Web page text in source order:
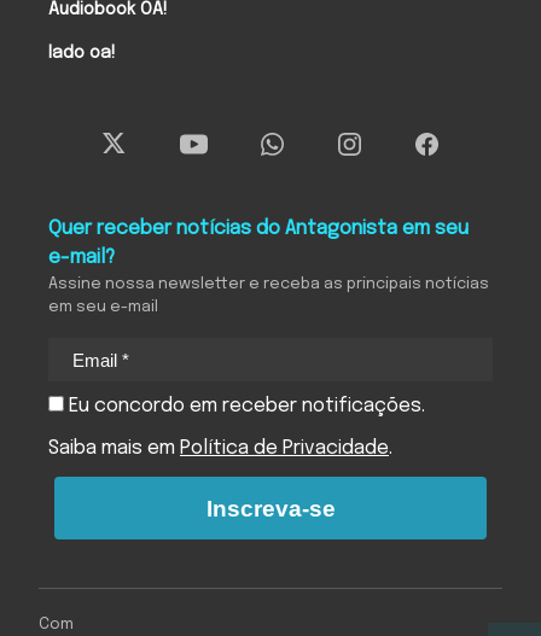
Audiobook OA!
lado oa!
Quer receber notícias do Antagonista em seu
e-mail?
Assine nossa newsletter e receba as principais notícias
em seu e-mail
Eu concordo em receber notificações.
Saiba mais em Política de Privacidade.
Inscreva-se
Com